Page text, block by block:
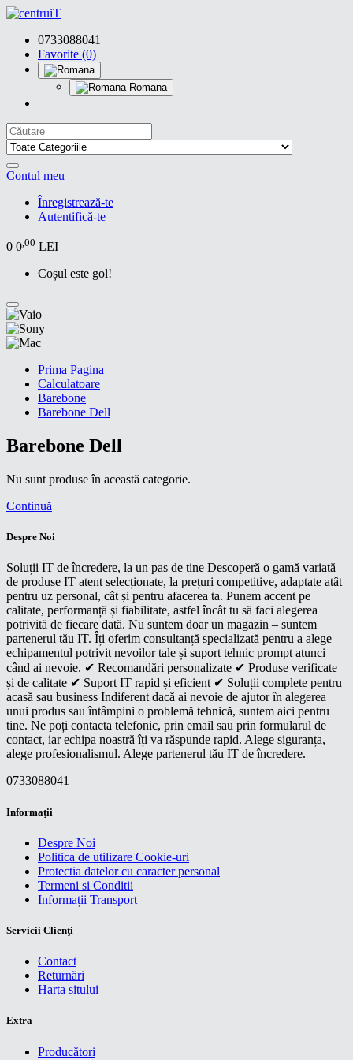
0733088041
Favorite (0)
Romana
Contul meu
Înregistrează-te
Autentifică-te
0 0,00 LEI
Coșul este gol!
Prima Pagina
Calculatoare
Barebone
Barebone Dell
Barebone Dell
Nu sunt produse în această categorie.
Continuă
Despre Noi
Soluții IT de încredere, la un pas de tine Descoperă o gamă variată
de produse IT atent selecționate, la prețuri competitive, adaptate atât
pentru uz personal, cât și pentru afacerea ta. Punem accent pe
calitate, performanță și fiabilitate, astfel încât tu să faci alegerea
potrivită de fiecare dată. Nu suntem doar un magazin – suntem
partenerul tău IT. Îți oferim consultanță specializată pentru a alege
echipamentul potrivit nevoilor tale și suport tehnic prompt atunci
când ai nevoie. ✔ Recomandări personalizate ✔ Produse verificate
și de calitate ✔ Suport IT rapid și eficient ✔ Soluții complete pentru
acasă sau business Indiferent dacă ai nevoie de ajutor în alegerea
unui produs sau întâmpini o problemă tehnică, suntem aici pentru
tine. Ne poți contacta telefonic, prin email sau prin formularul de
contact, iar echipa noastră îți va răspunde rapid. Alege siguranța,
alege profesionalismul. Alege partenerul tău IT de încredere.
0733088041
Informaţii
Despre Noi
Politica de utilizare Cookie-uri
Protectia datelor cu caracter personal
Termeni si Conditii
Informații Transport
Servicii Clienţi
Contact
Returnări
Harta sitului
Extra
Producători